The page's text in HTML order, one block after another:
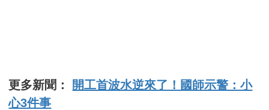
更多新聞：
開工首波水逆來了！國師示警：小
心3件事